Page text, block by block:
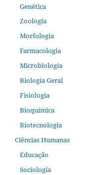
Genética
Zoologia
Morfologia
Farmacologia
Microbiologia
Biologia Geral
Fisiologia
Bioquímica
Biotecnologia
Ciências Humanas
Educação
Sociologia